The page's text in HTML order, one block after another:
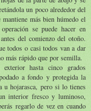
un poco alrededor del
más bien húmedo el
se puede hacer en
del comienzo del otoño.
todos o casi todos van a dar
más rápido que por semilla.
hasta cinco grados
a fondo y protegida la
u hojarasca, pero si lo tienes
interior fresco y luminoso,
regarlo de vez en cuando